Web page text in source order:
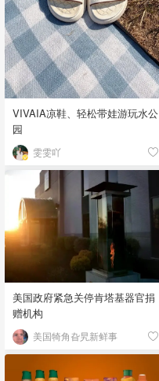
VIVAIA凉鞋、轻松带娃游玩水公
园
雯雯吖
美国政府紧急关停肯塔基器官捐
赠机构
美国犄角旮旯新鲜事